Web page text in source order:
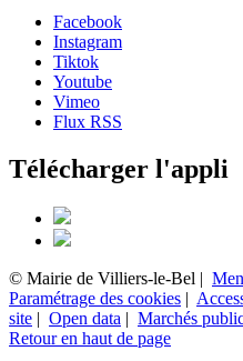
Facebook
Instagram
Tiktok
Youtube
Vimeo
Flux RSS
Télécharger l'appli
© Mairie de Villiers-le-Bel |
Paramétrage des cookies |
site | Open data | Marchés
Retour en haut de page